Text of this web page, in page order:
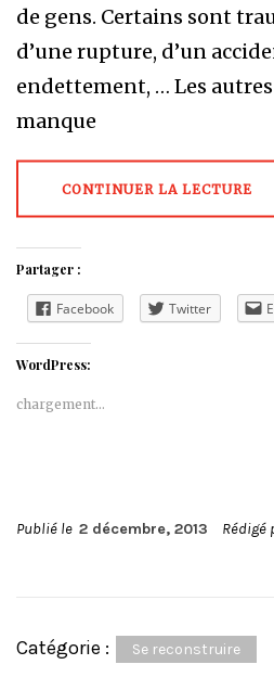
de gens. Certains sont
d’une rupture, d’un
endettement, … Les
manque
CONTINUER LA LECTURE
Partager :
Facebook Twitter
WordPress:
chargement…
Publié le 2 décembre, 2013 Rédigé
Catégorie : Se reconstruire